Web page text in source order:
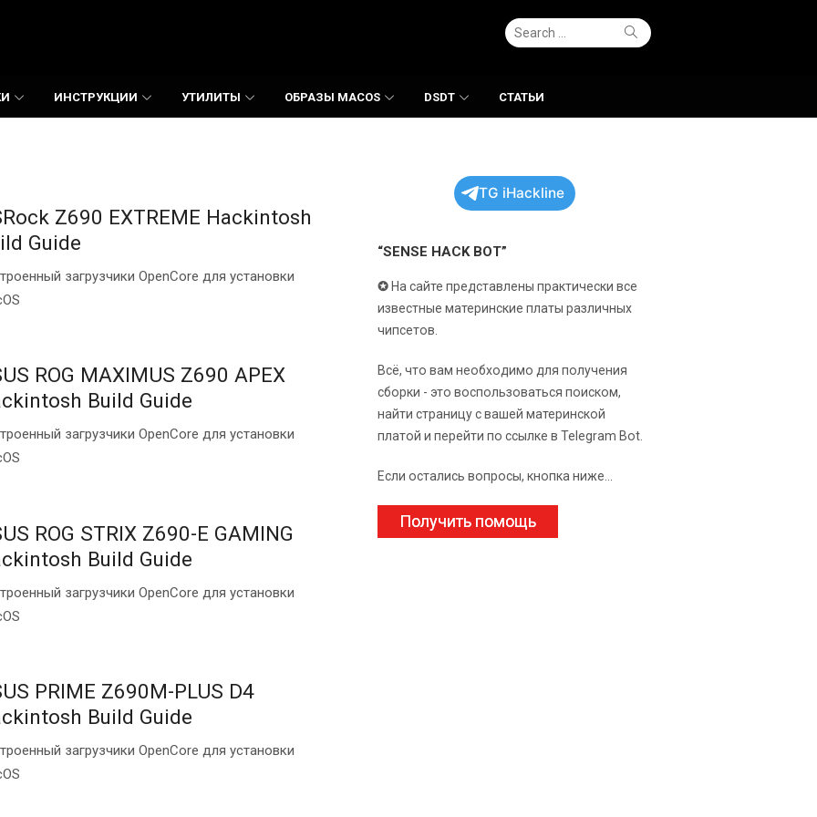
Search
for:
Search
ИНСТРУКЦИИ УТИЛИТЫ ОБРАЗЫ MACOS DSDT СТАТЬИ
Z690 EXTREME Hackintosh
Guide
загрузчики OpenCore для установки
ROG MAXIMUS Z690 APEX
Build Guide
загрузчики OpenCore для установки
ROG STRIX Z690-E GAMING
Build Guide
загрузчики OpenCore для установки
PRIME Z690M-PLUS D4
Build Guide
загрузчики OpenCore для установки
TG iHackline
“SENSE HACK BOT”
✪ На сайте представлены практически все
известные материнские платы различных
чипсетов.
Всё, что вам необходимо для получения
сборки - это воспользоваться поиском,
найти страницу с вашей материнской
платой и перейти по ссылке в Telegram Bot.
Если остались вопросы, кнопка ниже...
Получить помощь